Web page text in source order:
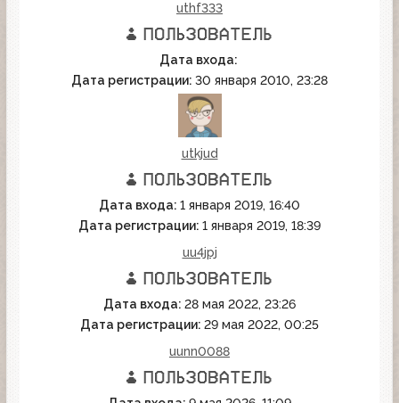
uthf333
Дата входа:
Дата регистрации: 30 января 2010, 23:28
utkjud
Дата входа: 1 января 2019, 16:40
Дата регистрации: 1 января 2019, 18:39
uu4jpj
Дата входа: 28 мая 2022, 23:26
Дата регистрации: 29 мая 2022, 00:25
uunn0088